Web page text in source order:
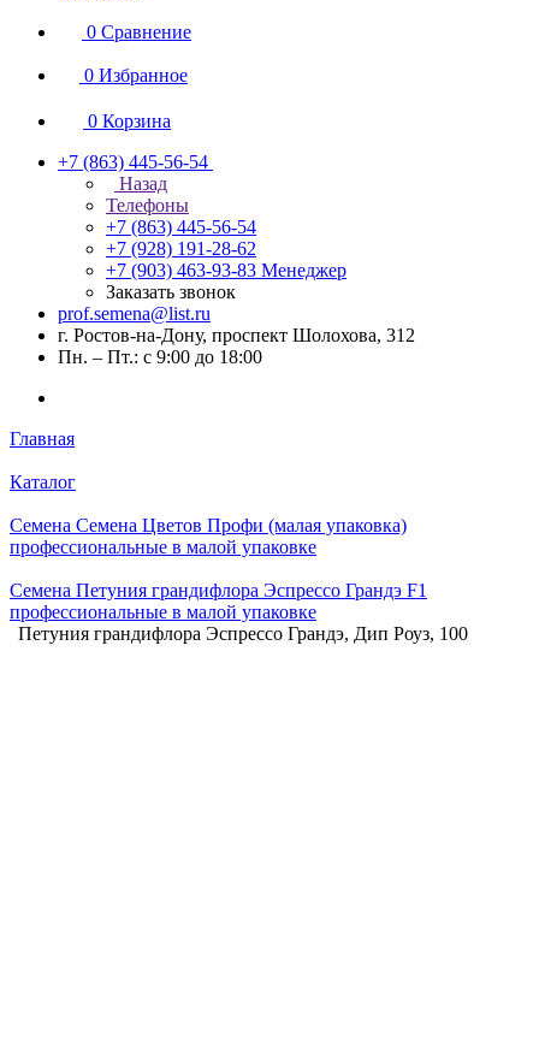
0 Сравнение
0 Избранное
0 Корзина
+7 (863) 445-56-54
Назад
Телефоны
+7 (863) 445-56-54
+7 (928) 191-28-62
+7 (903) 463-93-83 Менеджер
Заказать звонок
prof.semena@list.ru
г. Ростов-на-Дону, проспект Шолохова, 312
Пн. – Пт.: с 9:00 до 18:00
Главная
Каталог
Семена Семена Цветов Профи (малая упаковка)
профессиональные в малой упаковке
Семена Петуния грандифлора Эспрессо Грандэ F1
профессиональные в малой упаковке
Петуния грандифлора Эспрессо Грандэ, Дип Роуз, 100